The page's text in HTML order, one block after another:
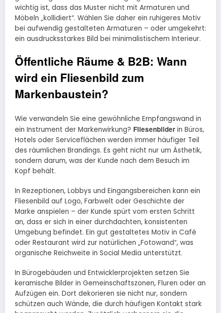
wichtig ist, dass das Muster nicht mit Armaturen und
Möbeln „kollidiert“. Wählen Sie daher ein ruhigeres Motiv
bei aufwendig gestalteten Armaturen – oder umgekehrt:
ein ausdrucksstarkes Bild bei minimalistischem Interieur.
Öffentliche Räume & B2B: Wann
wird ein Fliesenbild zum
Markenbaustein?
Wie verwandeln Sie eine gewöhnliche Empfangswand in
ein Instrument der Markenwirkung? Fliesenbilder in Büros,
Hotels oder Serviceflächen werden immer häufiger Teil
des räumlichen Brandings. Es geht nicht nur um Ästhetik,
sondern darum, was der Kunde nach dem Besuch im
Kopf behält.
In Rezeptionen, Lobbys und Eingangsbereichen kann ein
Fliesenbild auf Logo, Farbwelt oder Geschichte der
Marke anspielen – der Kunde spürt vom ersten Schritt
an, dass er sich in einer durchdachten, konsistenten
Umgebung befindet. Ein gut gestaltetes Motiv in Café
oder Restaurant wird zur natürlichen „Fotowand“, was
organische Reichweite in Social Media unterstützt.
In Bürogebäuden und Entwicklerprojekten setzen Sie
keramische Bilder in Gemeinschaftszonen, Fluren oder an
Aufzügen ein. Dort dekorieren sie nicht nur, sondern
schützen auch Wände, die durch häufigen Kontakt stark